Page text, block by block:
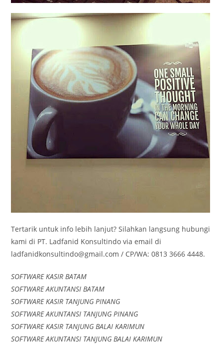
Tertarik untuk info lebih lanjut? Silahkan langsung hubungi
kami di PT. Ladfanid Konsultindo via email di
ladfanidkonsultindo@gmail.com / CP/WA: 0813 3666 4448.
SOFTWARE KASIR BATAM
SOFTWARE AKUNTANSI BATAM
SOFTWARE KASIR TANJUNG PINANG
SOFTWARE AKUNTANSI TANJUNG PINANG
SOFTWARE KASIR TANJUNG BALAI KARIMUN
SOFTWARE AKUNTANSI TANJUNG BALAI KARIMUN